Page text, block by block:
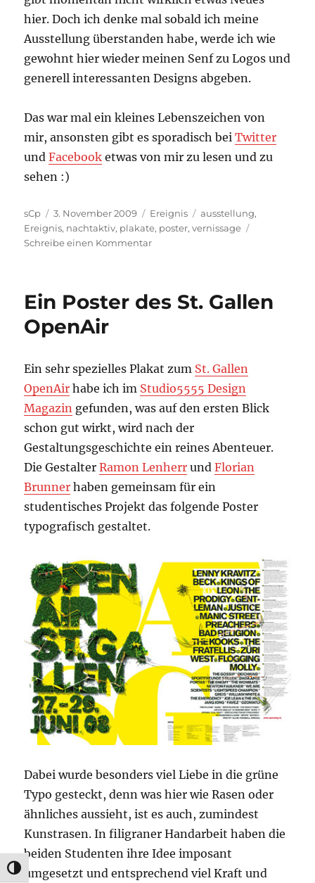
UMSCHALTEN AUF HOHE KONTRASTE
hier. Doch ich denke mal sobald ich meine
Ausstellung überstanden habe, werde ich wie
gewohnt hier wieder meinen Senf zu Logos und
generell interessanten Designs abgeben.
Das war mal ein kleines Lebenszeichen von
mir, ansonsten gibt es sporadisch beiTwitter
undFacebook etwas von mir zu lesen und zu
sehen :)
Autor
sCp
Veröffentlicht
am
3. November 2009 Kategorien
Ereignis Schlagwörter
ausstellung,
Ereignis, nachtaktiv, plakate, poster,vernissage
Schreibe einen Kommentarzu
nachtaktiv
Ein Poster des St. Gallen
OpenAir
Ein sehr spezielles Plakat zum St. Gallen
OpenAir habe ich im Studio5555 Design
Magazin gefunden, was auf den ersten Blick
schon gut wirkt, wird nach der
Gestaltungsgeschichte ein reines Abenteuer.
Die GestalterRamon Lenherr undFlorian
Brunner haben gemeinsam für ein
studentisches Projekt das folgende Poster
typografisch gestaltet.
Dabei wurde besonders viel Liebe in die grüne
Typo gesteckt, denn was hier wie Rasen oder
ähnliches aussieht, ist es auch, zumindest
Kunstrasen. In filigraner Handarbeit haben die
beiden Studenten ihre Idee imposant
umgesetzt und entsprechend viel Kraft und